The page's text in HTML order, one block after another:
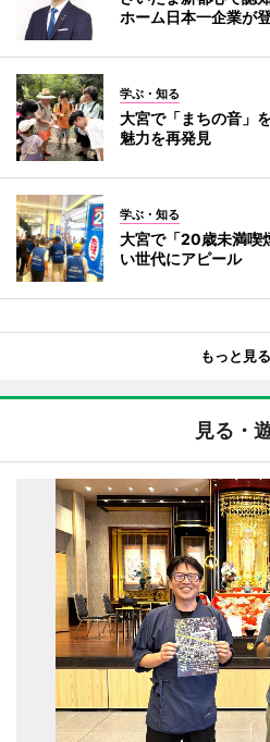
ホーム日本一企業が
学ぶ・知る
大宮で「まちの音」
魅力を再発見
学ぶ・知る
大宮で「20歳未満
い世代にアピール
もっと見る
見る・